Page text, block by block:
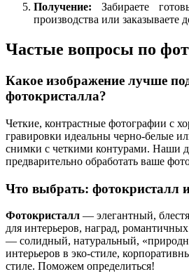
Получение: Забираете
производства или заказываете
Частые вопросы по
Какое изображение лучше
фотокристалла?
Четкие, контрастные фотографии с
гравировки идеальны черно-белые
снимки с четкими контурами. Наши
предварительно обработать ваше
Что выбрать: фотокристалл
Фотокристалл — элегантный,
для интерьеров, наград,
— солидный, натуральный,
интерьеров в эко-стиле,
стиле. Поможем определиться!